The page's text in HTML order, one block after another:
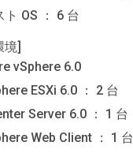
ト OS ： 6 台
境]
vSphere 6.0
ESXi 6.0 ： 2 台
Server 6.0 ： 1 台
Web Client ： 1 台